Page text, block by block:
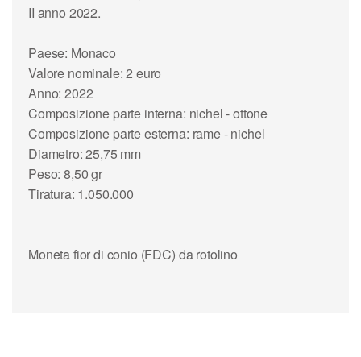
II anno 2022.
Paese: Monaco
Valore nominale: 2 euro
Anno: 2022
Composizione parte interna: nichel - ottone
Composizione parte esterna: rame - nichel
Diametro: 25,75 mm
Peso: 8,50 gr
Tiratura: 1.050.000
Moneta fior di conio (FDC) da rotolino